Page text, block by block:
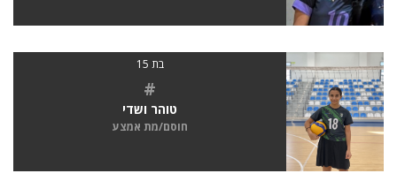
בת 15
#
טוהר ושדי
חוסם/מת אמצע